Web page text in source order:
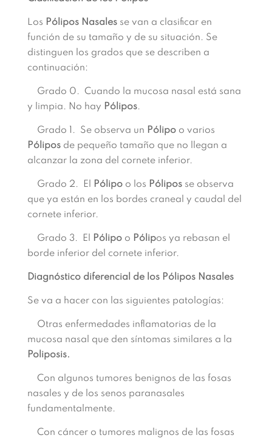
Los Pólipos Nasalesse van a clasificar en
función de su tamaño y de su situación. Se
distinguen los grados que se describen a
continuación:
Grado 0. Cuando la mucosa nasal está sana
y limpia. No hay Pólipos.
Grado 1. Se observa un Pólipoo varios
Póliposde pequeño tamaño que no llegan a
alcanzar la zona del cornete inferior.
Grado 2. El Pólipoo los Póliposse observa
que ya están en los bordes craneal y caudal del
cornete inferior.
Grado 3. El Pólipoo Pólipos ya rebasan el
borde inferior del cornete inferior.
Diagnóstico diferencial de los Pólipos Nasales
Se va a hacer con las siguientes patologías:
Otras enfermedades inflamatorias de la
mucosa nasal que den síntomas similares a la
Poliposis.
Con algunos tumores benignos de las fosas
nasales y de los senos paranasales
fundamentalmente.
Con cáncer o tumores malignos de las fosas